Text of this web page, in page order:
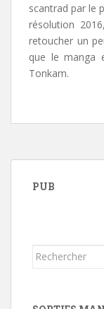
scantrad par le
résolution
retoucher un
que le manga
Tonkam.
PUB
Rechercher...